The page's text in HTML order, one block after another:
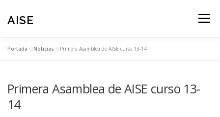
contenido
AISE Menú
ZONA ASOCIADOS COLABORA
Portada »Noticias »Primera Asamblea de AISE curso 13-14
Primera Asamblea de AISE curso 13-
14